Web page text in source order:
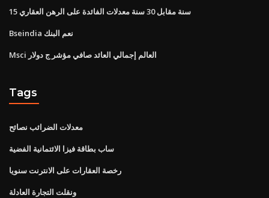
15 سنة مقابل 30 سنة معدلات الفائدة على الرهن العقاري
Bseindia نعم البنك
Msci العالم إجمالي العائد صافي مؤشر ج دولار
Tags
معدلات الضرائب نصائح
ساب بطاقة فيزا الائتمانية الفضية
رخصة العقارات على الانترنت سنويا
ونقلت التجارة العادلة